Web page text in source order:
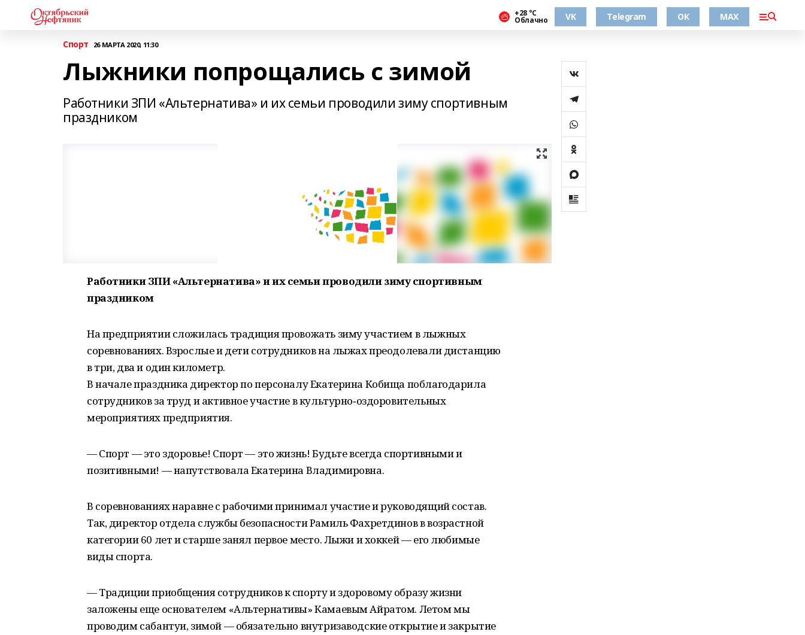
+28 °С
Облачно VK Telegram ОК MAX
Спорт 26 МАРТА 2020, 11:30
Лыжники попрощались с зимой
Работники ЗПИ «Альтернатива» и их семьи проводили зиму спортивным
праздником
Работники ЗПИ «Альтернатива» и их семьи проводили зиму спортивным
праздником
На предприятии сложилась традиция провожать зиму участием в лыжных
соревнованиях. Взрослые и дети сотрудников на лыжах преодолевали дистанцию
в три, два и один километр.
В начале праздника директор по персоналу Екатерина Кобища поблагодарила
сотрудников за труд и активное участие в культурно‑оздоровительных
мероприятиях предприятия.
— Спорт — это здоровье! Спорт — это жизнь! Будьте всегда спортивными и
позитивными! — напутствовала Екатерина Владимировна.
В соревнованиях наравне с рабочими принимал участие и руководящий состав.
Так, директор отдела службы безопасности Рамиль Фахретдинов в возрастной
категории 60 лет и старше занял первое место. Лыжи и хоккей — его любимые
виды спорта.
— Традиции приобщения сотрудников к спорту и здоровому образу жизни
заложены еще основателем «Альтернативы» Камаевым Айратом. Летом мы
проводим сабантуи, зимой — обязательно внутризаводские открытие и закрытие